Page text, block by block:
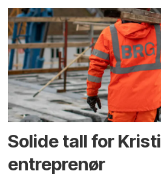
Solide tall for
entreprenør